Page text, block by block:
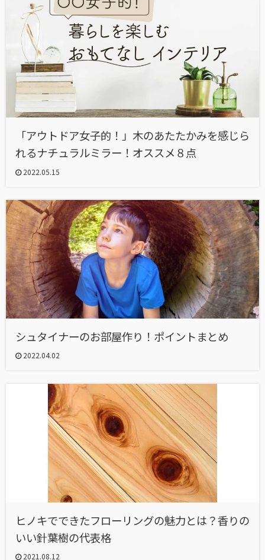
「アウトドア女子的！」木のあたたかみを感じら
れるナチュラルミラー！オススメ８点
2022.05.15
シュタイナーのお部屋作り！ポイントまとめ
2022.04.02
ヒノキでできたフローリングの魅力とは？香りの
いい針葉樹の代表格
2021.08.12